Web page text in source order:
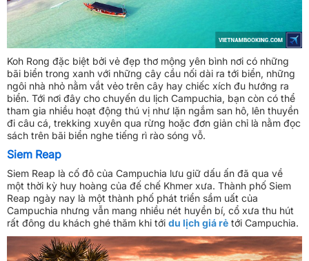
Koh Rong đặc biệt bởi vẻ đẹp thơ mộng yên bình nơi có những
bãi biển trong xanh với những cây cầu nối dài ra tới biển, những
ngôi nhà nhỏ nằm vắt vẻo trên cây hay chiếc xích đu hướng ra
biển. Tới nơi đây cho chuyến du lịch Campuchia, bạn còn có thể
tham gia nhiều hoạt động thú vị như lặn ngắm san hô, lên thuyền
đi câu cá, trekking xuyên qua rừng hoặc đơn giản chỉ là nằm đọc
sách trên bãi biển nghe tiếng rì rào sóng vỗ.
Siem Reap
Siem Reap là cố đô của Campuchia lưu giữ dấu ấn đã qua về
một thời kỳ huy hoàng của đế chế Khmer xưa. Thành phố Siem
Reap ngày nay là một thành phố phát triển sầm uất của
Campuchia nhưng vẫn mang nhiều nét huyền bí, cổ xưa thu hút
rất đông du khách ghé thăm khi tới du lịch giá rẻ tới Campuchia.